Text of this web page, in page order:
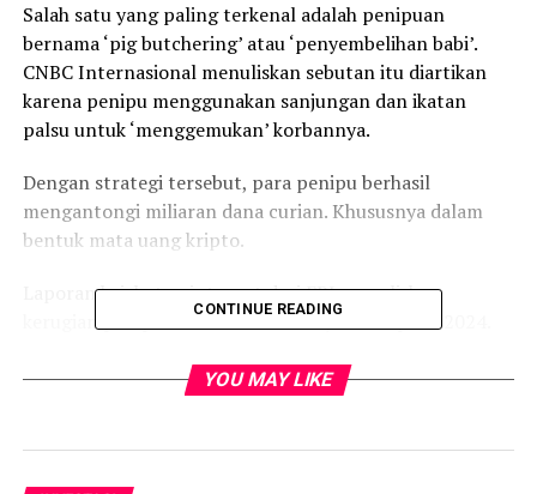
Salah satu yang paling terkenal adalah penipuan
bernama ‘pig butchering’ atau ‘penyembelihan babi’.
CNBC Internasional menuliskan sebutan itu diartikan
karena penipu menggunakan sanjungan dan ikatan
palsu untuk ‘menggemukan’ korbannya.
Dengan strategi tersebut, para penipu berhasil
mengantongi miliaran dana curian. Khususnya dalam
bentuk mata uang kripto.
Laporan kejahatan internet dari FBI menuliskan
kerugian penipuan investasi melonjak 38% pada 2024.
laman CNBCIndonesia.com.
CONTINUE READING
YOU MAY LIKE